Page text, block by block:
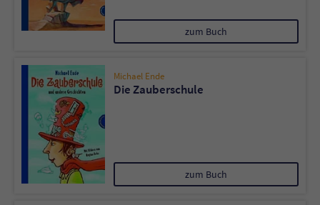
zum Buch
Michael Ende
Die Zauberschule
zum Buch